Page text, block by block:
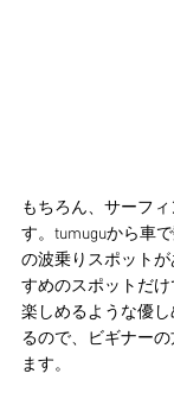
もちろん、サーフ
す。tumuguから車
の波乗りスポット
すめのスポットだ
楽しめるような優
るので、ビギナー
ます。